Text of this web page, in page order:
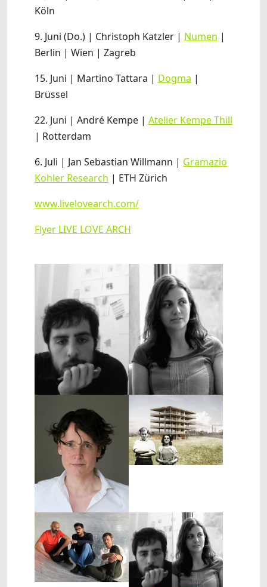
Köln
9. Juni (Do.) | Christoph Katzler | Numen |
Berlin | Wien | Zagreb
15. Juni | Martino Tattara | Dogma |
Brüssel
22. Juni | André Kempe | Atelier Kempe Thill
| Rotterdam
6. Juli | Jan Sebastian Willmann | Gramazio
Kohler Research | ETH Zürich
www.livelovearch.com/
Flyer LIVE LOVE ARCH
Show larger version Show larger version
Show larger version Show larger version